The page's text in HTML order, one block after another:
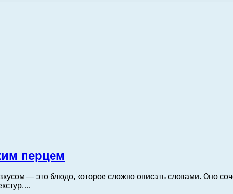
перцем
— это блюдо, которое сложно описать словами. Оно